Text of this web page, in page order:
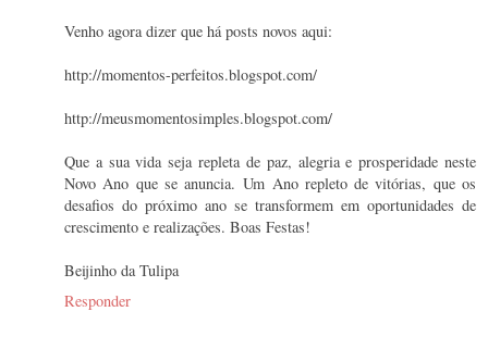
Venho agora dizer que há posts novos aqui:
http://momentos-perfeitos.blogspot.com/
http://meusmomentosimples.blogspot.com/
Que a sua vida seja repleta de paz, alegria e prosperidade neste
Novo Ano que se anuncia. Um Ano repleto de vitórias, que os
desafios do próximo ano se transformem em oportunidades de
crescimento e realizações. Boas Festas!
Beijinho da Tulipa
Responder